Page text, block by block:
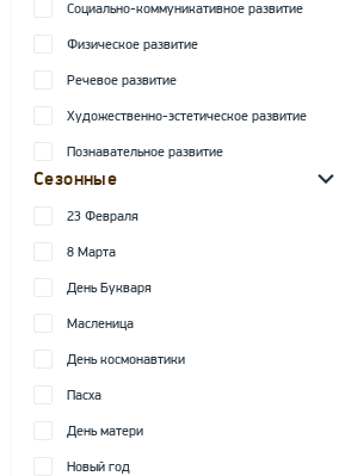
Социально-коммуникативное развитие
Физическое развитие
Речевое развитие
Художественно-эстетическое развитие
Познавательное развитие
Сезонные
23 Февраля
8 Марта
День Букваря
Масленица
День космонавтики
Пасха
День матери
Новый год